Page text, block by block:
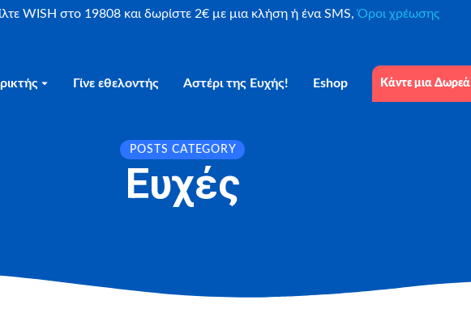
WISH στο 19808 και δωρίστε 2€ με μια κλήση ή ένα SMS,Όροι χρέωσης
Γίνε εθελοντής Αστέρι της Ευχής! Eshop Κάντε μια Δωρεά
POSTS CATEGORY
Ευχές